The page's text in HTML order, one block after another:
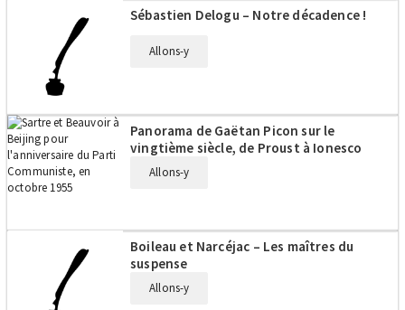
Sébastien Delogu – Notre décadence !
Allons-y
Panorama de Gaëtan Picon sur le
vingtième siècle, de Proust à Ionesco
Allons-y
Boileau et Narcéjac – Les maîtres du
suspense
Allons-y